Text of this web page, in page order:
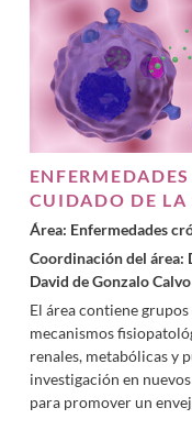
CUIDADO DE LA
Área: Enfermedades
Coordinación del área:
David de Gonzalo Calvo
El área contiene
mecanismos
renales, metabólicas y
investigación en
para promover un